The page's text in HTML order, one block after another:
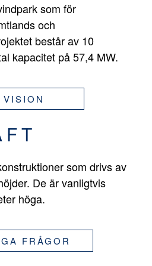
som för
och
består av 10
kapacitet på 57,4 MW.
VISION
som drivs av
De är vanligtvis
höga.
FRÅGOR